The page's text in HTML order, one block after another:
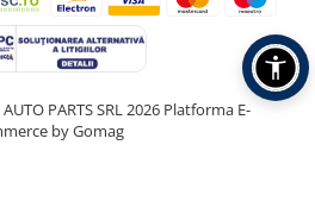
PARTS SRL 2026 Platforma E-
by Gomag